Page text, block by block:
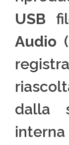
USB
Audio
dalla